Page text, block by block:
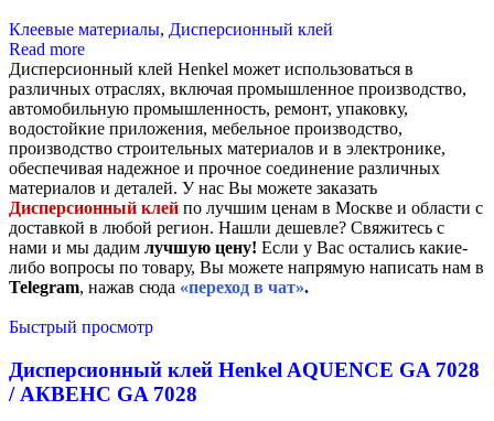
Клеевые материалы, Дисперсионный клей
Read more
Дисперсионный клей Henkel может использоваться в
различных отраслях, включая промышленное производство,
автомобильную промышленность, ремонт, упаковку,
водостойкие приложения, мебельное производство,
производство строительных материалов и в электронике,
обеспечивая надежное и прочное соединение различных
материалов и деталей. У нас Вы можете заказать
Дисперсионный клей по лучшим ценам в Москве и области с
доставкой в любой регион. Нашли дешевле? Свяжитесь с
нами и мы дадим лучшую цену! Если у Вас остались какие-
либо вопросы по товару, Вы можете напрямую написать нам в
Telegram, нажав сюда «переход в чат».
Быстрый просмотр
Дисперсионный клей Henkel AQUENCE GA 7028
/ АКВЕНС GA 7028